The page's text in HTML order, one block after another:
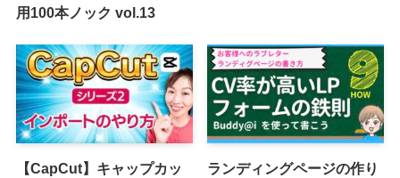
用100本ノック vol.13
【CapCut】キャップカッ
ランディングページの作り